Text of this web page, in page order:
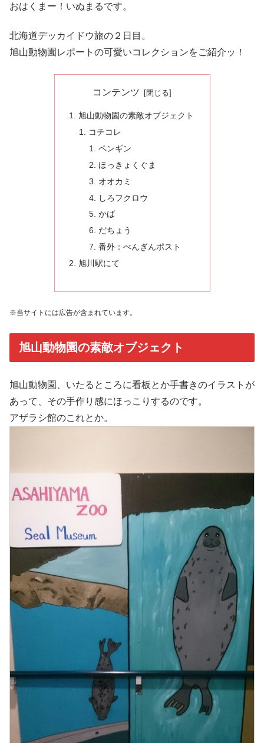
おはくまー！いぬまるです。
北海道デッカイドウ旅の２日目。
旭山動物園レポートの可愛いコレクションをご紹介ッ！
コンテンツ
旭山動物園の素敵オブジェクト
コチコレ
ペンギン
ほっきょくぐま
オオカミ
しろフクロウ
かば
だちょう
番外：ぺんぎんポスト
旭川駅にて
※当サイトには広告が含まれています。
旭山動物園の素敵オブジェクト
旭山動物園、いたるところに看板とか手書きのイラストが
あって、その手作り感にほっこりするのです。
アザラシ館のこれとか。